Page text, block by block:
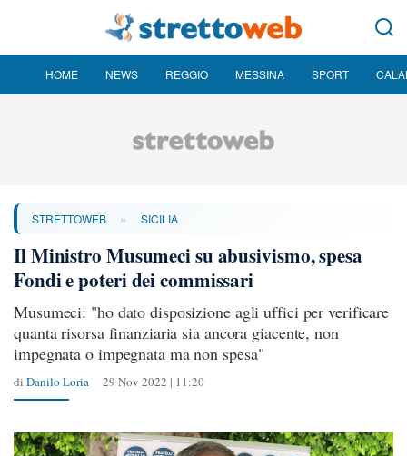
HOME NEWS REGGIO MESSINA SPORT
STRETTOWEB » SICILIA
Il Ministro Musumeci su abusivismo, spesa
Fondi e poteri dei commissari
Musumeci: "ho dato disposizione agli uffici per verificare
quanta risorsa finanziaria sia ancora giacente, non
impegnata o impegnata ma non spesa"
di Danilo Loria 29 Nov 2022 | 11:20